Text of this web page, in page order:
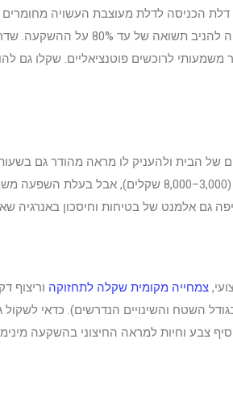
הכניסה לדלת מעוצבת העשויה מחומרים
מציינים שהשקעה של 7,000–15,000
לרוכשים פוטנציאליים. שקלו גם
של הבית ולהעניק לו מראה מהודר גם
לכניסה או תאורה דקורטיבית בגינה הקדמית יכולה
צמחייה מקומית שקלה לתחזוקה
קדמית נעה בין 5,000 ל-20,000 שקלים (תלוי בגודל השטח
צבע וחיות למראה החיצוני בהשקעה